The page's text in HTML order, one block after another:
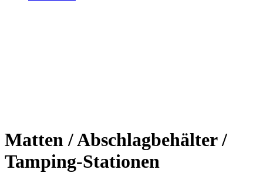
Matten / Abschlagbehälter /
Tamping-Stationen